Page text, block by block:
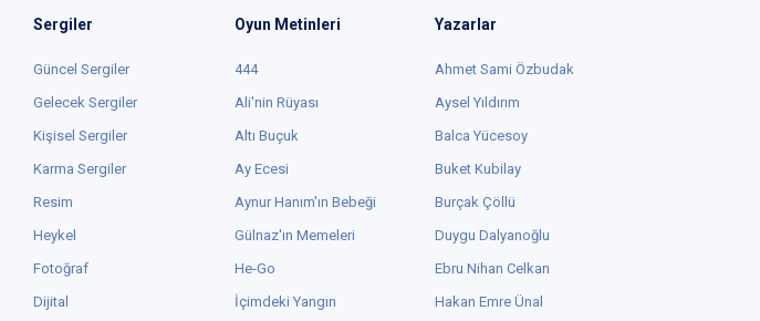
Sergiler
Güncel Sergiler
Gelecek Sergiler
Kişisel Sergiler
Karma Sergiler
Resim
Heykel
Fotoğraf
Dijital
Oyun Metinleri
444
Ali'nin Rüyası
Altı Buçuk
Ay Ecesi
Aynur Hanım'ın Bebeği
Gülnaz'ın Memeleri
He-Go
İçimdeki Yangın
Yazarlar
Ahmet Sami Özbudak
Aysel Yıldırım
Balca Yücesoy
Buket Kubilay
Burçak Çöllü
Duygu Dalyanoğlu
Ebru Nihan Celkan
Hakan Emre Ünal